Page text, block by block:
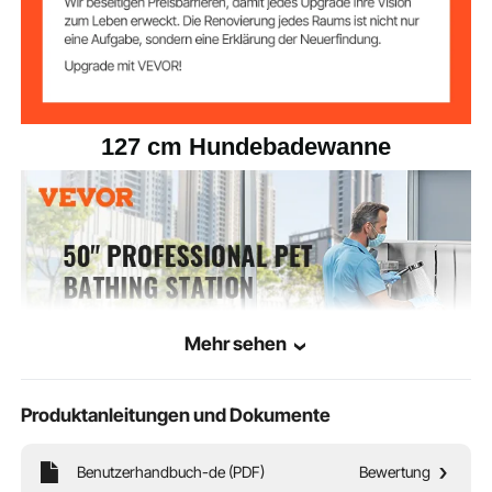
127 cm Hundebadewanne
Mehr sehen
Produktanleitungen und Dokumente
Benutzerhandbuch-de (PDF) Bewertung